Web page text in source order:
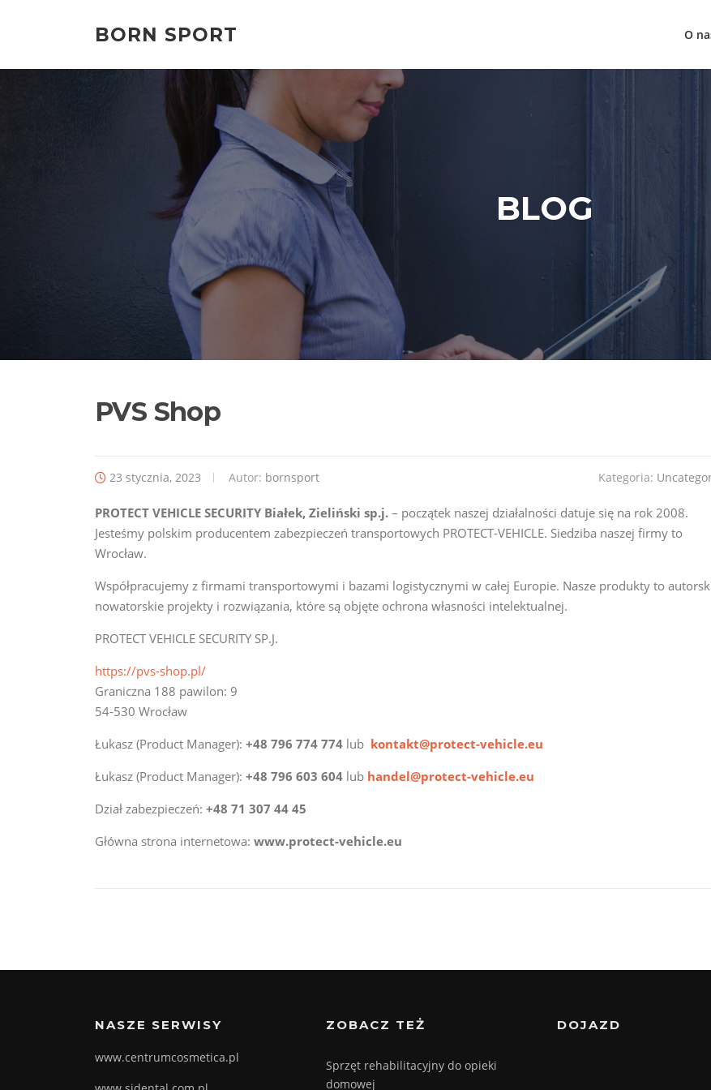
BORN SPORT O
BLOG
PVS Shop
23 stycznia, 2023 Autor: bornsport Kategoria:
PROTECT VEHICLE SECURITY Białek, Zieliński sp.j. – początek naszej działalności datuje się na rok 2008.
Jesteśmy polskim producentem zabezpieczeń transportowych PROTECT-VEHICLE. Siedziba naszej firmy to
Wrocław.
Współpracujemy z firmami transportowymi i bazami logistycznymi w całej Europie. Nasze produkty to
nowatorskie projekty i rozwiązania, które są objęte ochrona własności intelektualnej.
PROTECT VEHICLE SECURITY SP.J.
https://pvs-shop.pl/
Graniczna 188 pawilon: 9
54-530 Wrocław
Łukasz (Product Manager): +48 796 774 774 lub kontakt@protect-vehicle.eu
Łukasz (Product Manager): +48 796 603 604 lub handel@protect-vehicle.eu
Dział zabezpieczeń: +48 71 307 44 45
Główna strona internetowa: www.protect-vehicle.eu
NASZE SERWISY
www.centrumcosmetica.pl
ZOBACZ TEŻ
Sprzęt rehabilitacyjny do opieki
domowej
DOJAZD